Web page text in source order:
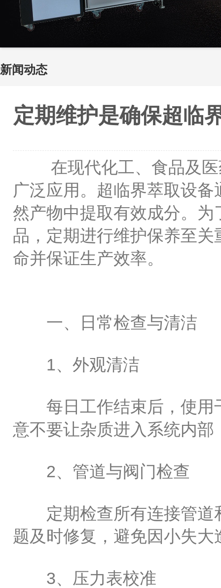
新闻动态
定期维护是确保超临
在现代化工、食品及医
广泛应用。超临界萃取设
然产物中提取有效成分。为
品，定期进行维护保养至
命并保证生产效率。
一、日常检查与清洁
1、外观清洁
每日工作结束后，使用
意不要让杂质进入系统内
2、管道与阀门检查
定期检查所有连接管道
题及时修复，避免因小失大
3、压力表校准